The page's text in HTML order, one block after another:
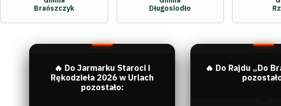
Brańszczyk
Długosiodło
🔥 Do Jarmarku Staroci i
Rękodzieła 2026 w Urlach
pozostało:
🔥 Do Rajdu „Do